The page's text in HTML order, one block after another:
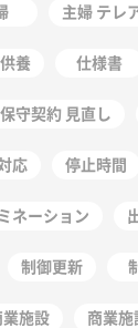
主婦 テレ
養 仕様書
保守契約 見直し
応 停止時間
ネーション
制御更新
業施設 商業施